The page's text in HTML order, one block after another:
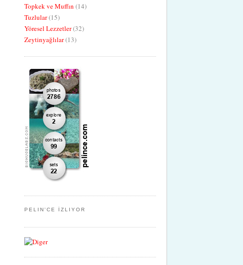
Topkek ve Muffın (14)
Tuzlular(15)
Yöresel Lezzetler(32)
Zeytinyağlılar(13)
PELIN'CE İZLIYOR